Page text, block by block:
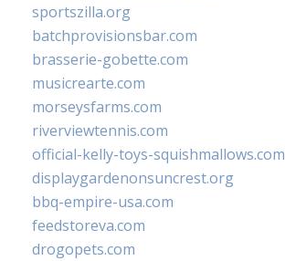
sportszilla.org
batchprovisionsbar.com
brasserie-gobette.com
musicrearte.com
morseysfarms.com
riverviewtennis.com
official-kelly-toys-squishmallows.com
displaygardenonsuncrest.org
bbq-empire-usa.com
feedstoreva.com
drogopets.com